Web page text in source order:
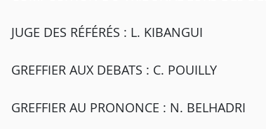
JUGE DES RÉFÉRÉS : L. KIBANGUI
GREFFIER AUX DEBATS : C. POUILLY
GREFFIER AU PRONONCE : N. BELHADRI